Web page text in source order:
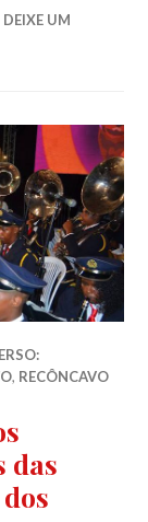
DEIXE UM
, RECÔNCAVO
das